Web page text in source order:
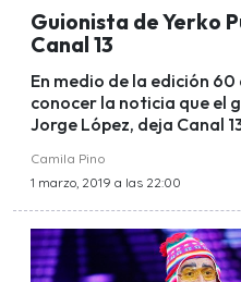
Guionista de Yerko
Canal 13
En medio de la edición
conocer la noticia que el
Jorge López, deja Canal
Camila Pino
1 marzo, 2019 a las 22:00